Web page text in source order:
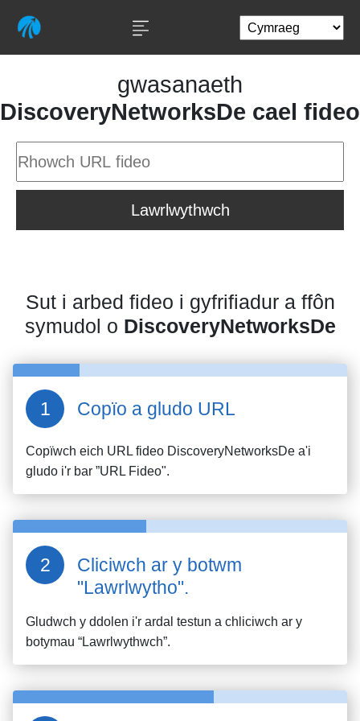
gwasanaeth
DiscoveryNetworksDe cael fideo
Lawrlwythwch
Sut i arbed fideo i gyfrifiadur a ffôn
symudol o DiscoveryNetworksDe
Copïo a gludo URL
Copïwch eich URL fideo DiscoveryNetworksDe a'i
gludo i'r bar ”URL Fideo".
Cliciwch ar y botwm
"Lawrlwytho".
Gludwch y ddolen i'r ardal testun a chliciwch ar y
botymau “Lawrlwythwch”.